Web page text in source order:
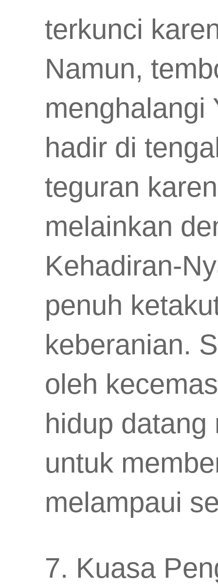
terkunci
Namun,
menghalangi
hadir di
teguran
melainkan
Kehadiran-
penuh
keberanian.
oleh
hidup
untuk
melampaui
7. Kuasa